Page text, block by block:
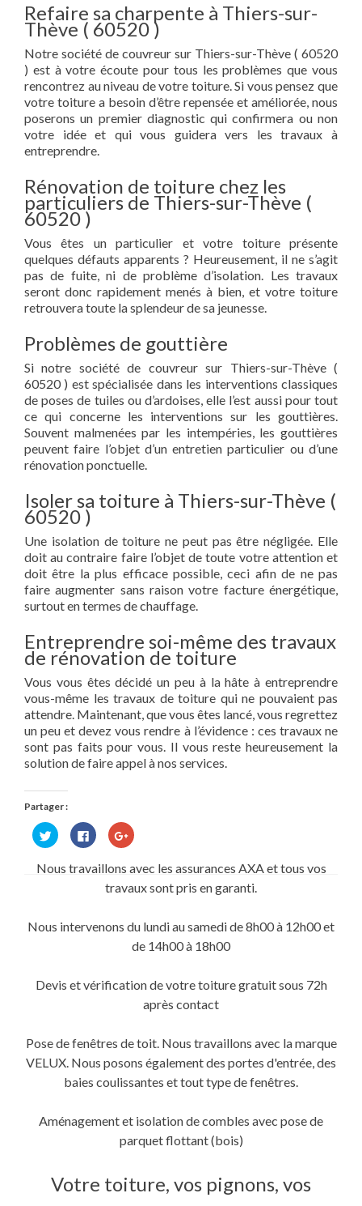
Refaire sa charpente à Thiers-sur-
Thève ( 60520 )
Notre société de couvreur sur Thiers-sur-Thève ( 60520
) est à votre écoute pour tous les problèmes que vous
rencontrez au niveau de votre toiture. Si vous pensez que
votre toiture a besoin d’être repensée et améliorée, nous
poserons un premier diagnostic qui confirmera ou non
votre idée et qui vous guidera vers les travaux à
entreprendre.
Rénovation de toiture chez les
particuliers de Thiers-sur-Thève (
60520 )
Vous êtes un particulier et votre toiture présente
quelques défauts apparents ? Heureusement, il ne s’agit
pas de fuite, ni de problème d’isolation. Les travaux
seront donc rapidement menés à bien, et votre toiture
retrouvera toute la splendeur de sa jeunesse.
Problèmes de gouttière
Si notre société de couvreur sur Thiers-sur-Thève (
60520 ) est spécialisée dans les interventions classiques
de poses de tuiles ou d’ardoises, elle l’est aussi pour tout
ce qui concerne les interventions sur les gouttières.
Souvent malmenées par les intempéries, les gouttières
peuvent faire l’objet d’un entretien particulier ou d’une
rénovation ponctuelle.
Isoler sa toiture à Thiers-sur-Thève (
60520 )
Une isolation de toiture ne peut pas être négligée. Elle
doit au contraire faire l’objet de toute votre attention et
doit être la plus efficace possible, ceci afin de ne pas
faire augmenter sans raison votre facture énergétique,
surtout en termes de chauffage.
Entreprendre soi-même des travaux
de rénovation de toiture
Vous vous êtes décidé un peu à la hâte à entreprendre
vous-même les travaux de toiture qui ne pouvaient pas
attendre. Maintenant, que vous êtes lancé, vous regrettez
un peu et devez vous rendre à l’évidence : ces travaux ne
sont pas faits pour vous. Il vous reste heureusement la
solution de faire appel à nos services.
Partager :
Cliquez
pour
partager
Twitter(ouvre
Cliquez
pour
partager
sur
Facebook(ouvre
dans
une
Cliquez
pour
Google+
dans
fenêtre)
Nous travaillons avec les assurances AXA et tous vos
travaux sont pris en garanti.
Nous intervenons du lundi au samedi de 8h00 à 12h00 et
de 14h00 à 18h00
Devis et vérification de votre toiture gratuit sous 72h
après contact
Pose de fenêtres de toit. Nous travaillons avec la marque
VELUX. Nous posons également des portes d'entrée, des
baies coulissantes et tout type de fenêtres.
Aménagement et isolation de combles avec pose de
parquet flottant (bois)
Votre toiture, vos pignons, vos